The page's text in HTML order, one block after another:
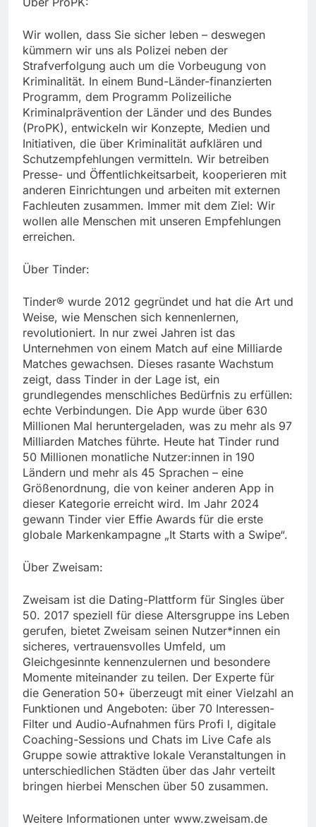
Wir wollen, dass Sie sicher leben – deswegen
kümmern wir uns als Polizei neben der
Strafverfolgung auch um die Vorbeugung von
Kriminalität. In einem Bund-Länder-finanzierten
Programm, dem Programm Polizeiliche
Kriminalprävention der Länder und des Bundes
(ProPK), entwickeln wir Konzepte, Medien und
Initiativen, die über Kriminalität aufklären und
Schutzempfehlungen vermitteln. Wir betreiben
Presse- und Öffentlichkeitsarbeit, kooperieren mit
anderen Einrichtungen und arbeiten mit externen
Fachleuten zusammen. Immer mit dem Ziel: Wir
wollen alle Menschen mit unseren Empfehlungen
erreichen.
Über Tinder:
Tinder® wurde 2012 gegründet und hat die Art und
Weise, wie Menschen sich kennenlernen,
revolutioniert. In nur zwei Jahren ist das
Unternehmen von einem Match auf eine Milliarde
Matches gewachsen. Dieses rasante Wachstum
zeigt, dass Tinder in der Lage ist, ein
grundlegendes menschliches Bedürfnis zu erfüllen:
echte Verbindungen. Die App wurde über 630
Millionen Mal heruntergeladen, was zu mehr als 97
Milliarden Matches führte. Heute hat Tinder rund
50 Millionen monatliche Nutzer:innen in 190
Ländern und mehr als 45 Sprachen – eine
Größenordnung, die von keiner anderen App in
dieser Kategorie erreicht wird. Im Jahr 2024
gewann Tinder vier Effie Awards für die erste
globale Markenkampagne „It Starts with a Swipe“.
Über Zweisam:
Zweisam ist die Dating-Plattform für Singles über
50. 2017 speziell für diese Altersgruppe ins Leben
gerufen, bietet Zweisam seinen Nutzer*innen ein
sicheres, vertrauensvolles Umfeld, um
Gleichgesinnte kennenzulernen und besondere
Momente miteinander zu teilen. Der Experte für
die Generation 50+ überzeugt mit einer Vielzahl an
Funktionen und Angeboten: über 70 Interessen-
Filter und Audio-Aufnahmen fürs Profi l, digitale
Coaching-Sessions und Chats im Live Cafe als
Gruppe sowie attraktive lokale Veranstaltungen in
unterschiedlichen Städten über das Jahr verteilt
bringen hierbei Menschen über 50 zusammen.
Weitere Informationen unter www.zweisam.de